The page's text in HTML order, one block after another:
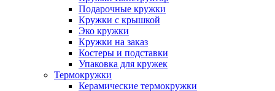
Подарочные кружки
Кружки с крышкой
Эко кружки
Кружки на заказ
Костеры и подставки
Упаковка для кружек
Термокружки
Керамические термокружки